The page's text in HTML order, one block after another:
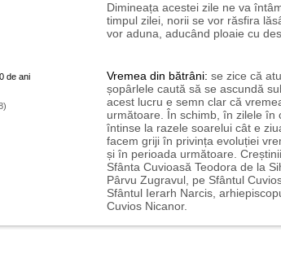
Dimineața acestei zile ne va
timpul zilei, norii se vor răsfira
vor aduna, aducând ploaie cu
de ani
Vremea din bătrâni: se zice că
șopârlele caută să se ascundă
acest lucru e semn clar că
următoare. În schimb, în zilele în
întinse la razele soarelui cât e
facem griji în privința evoluției
și în perioada următoare.
Sfânta Cuvioasă Teodora de la
Pârvu Zugravul, pe Sfântul
Sfântul Ierarh Narcis,
Cuvios Nicanor.